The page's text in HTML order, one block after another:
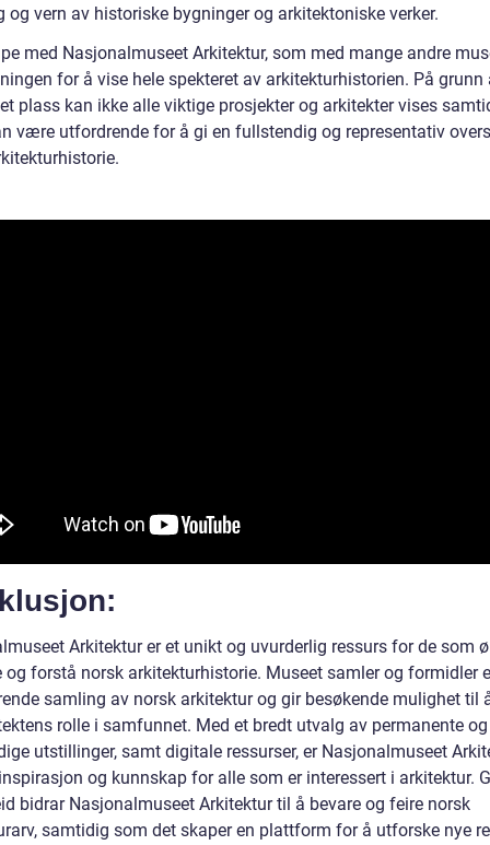
og vern av historiske bygninger og arkitektoniske verker.
med Nasjonalmuseet Arkitektur, som med mange andre
for å vise hele spekteret av arkitekturhistorien. På grunn
plass kan ikke alle viktige prosjekter og arkitekter vises
være utfordrende for å gi en fullstendig og representativ
Arkitektur er et unikt og uvurderlig ressurs for de som
og forstå norsk arkitekturhistorie. Museet samler og formidler
samling av norsk arkitektur og gir besøkende mulighet til
rolle i samfunnet. Med et bredt utvalg av permanente og
utstillinger, samt digitale ressurser, er Nasjonalmuseet
og kunnskap for alle som er interessert i arkitektur.
bidrar Nasjonalmuseet Arkitektur til å bevare og feire norsk
samtidig som det skaper en plattform for å utforske nye